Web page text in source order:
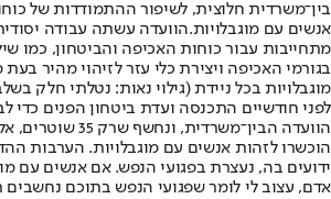
בין־משרדית חלוצית, לשיפור ההתמודדות של
אנשים עם מוגבלויות.הוועדה עשתה עבודה
מתחייבות עבור כוחות האכיפה והביטחון, כמו
בגורמי האכיפה ויצירת כלי עזר לזיהוי מהיר
מוגבלויות בכל ניידת (גילוי נאות: נטלתי חלק
לפני חודשיים התכנסה ועדת ביטחון הפנים כדי
הוועדה הבין־משרדית,
הוכשרו לזהות אנשים עם מוגבלויות. הערבות
ידועים בה, נעצרת בפגועי הנפש. אם אנשים עם
אדם, עצוב לי לומר שפגועי הנפש בתוכם נחשבים